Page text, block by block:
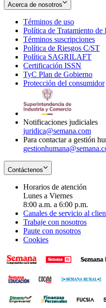
Acerca de nosotros
Términos de uso
in
new
window
Política de Tratamiento de
Términos suscripciones
in
Política de Riesgos C/ST
Política SAGRILAFT
new
Certificación ISSN
in
new
TyC Plan de Gobierno
in
Protección del consumidor
Notificaciones judiciales
juridica@semana.com
Para contactar a gestión
Contáctenos
Horarios de atención
Lunes a Viernes
8:00 a.m. a 6:00 p.m.
Canales de servicio al
Trabaje con nosotros
Paute con nosotros
Cookies